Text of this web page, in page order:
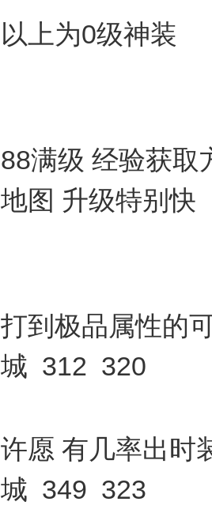
以上为0级神装
88满级 经验获
地图 升级特别快
打到极品属性的
城 312 320
许愿 有几率出
城 349 323